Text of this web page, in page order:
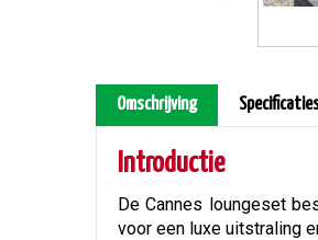
Omschrijving
Introductie
De Cannes loungeset
voor een luxe uitstraling